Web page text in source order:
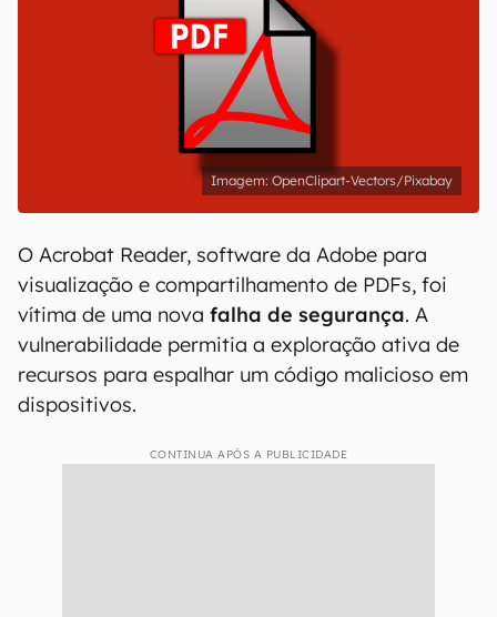
OpenClipart-Vectors/Pixabay
O Acrobat Reader, software da Adobe para
visualização e compartilhamento de PDFs, foi
vítima de uma nova falha de segurança. A
vulnerabilidade permitia a exploração ativa de
recursos para espalhar um código malicioso em
dispositivos.
CONTINUA APÓS A PUBLICIDADE